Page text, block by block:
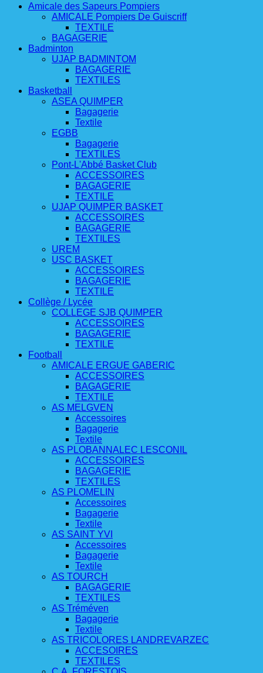
Amicale des Sapeurs Pompiers
AMICALE Pompiers De Guiscriff
TEXTILE
BAGAGERIE
Badminton
UJAP BADMINTOM
BAGAGERIE
TEXTILES
Basketball
ASEA QUIMPER
Bagagerie
Textile
EGBB
Bagagerie
TEXTILES
Pont-L'Abbé Basket Club
ACCESSOIRES
BAGAGERIE
TEXTILE
UJAP QUIMPER BASKET
ACCESSOIRES
BAGAGERIE
TEXTILES
UREM
USC BASKET
ACCESSOIRES
BAGAGERIE
TEXTILE
Collège / Lycée
COLLEGE SJB QUIMPER
ACCESSOIRES
BAGAGERIE
TEXTILE
Football
AMICALE ERGUE GABERIC
ACCESSOIRES
BAGAGERIE
TEXTILE
AS MELGVEN
Accessoires
Bagagerie
Textile
AS PLOBANNALEC LESCONIL
ACCESSOIRES
BAGAGERIE
TEXTILES
AS PLOMELIN
Accessoires
Bagagerie
Textile
AS SAINT YVI
Accessoires
Bagagerie
Textile
AS TOURCH
BAGAGERIE
TEXTILES
AS Tréméven
Bagagerie
Textile
AS TRICOLORES LANDREVARZEC
ACCESOIRES
TEXTILES